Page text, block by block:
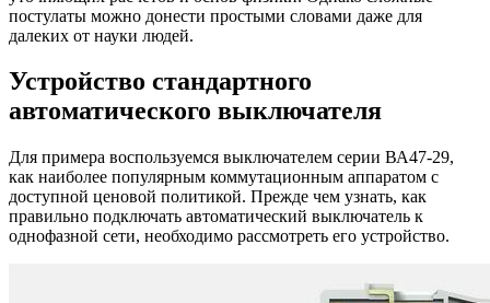
постулаты можно донести простыми словами даже для
далеких от науки людей.
Устройство стандартного
автоматического выключателя
Для примера воспользуемся выключателем серии ВА47-29,
как наиболее популярным коммутационным аппаратом с
доступной ценовой политикой. Прежде чем узнать, как
правильно подключать автоматический выключатель к
однофазной сети, необходимо рассмотреть его устройство.